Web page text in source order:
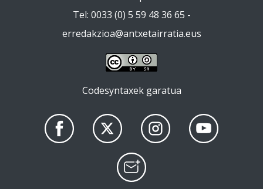
Tel: 0033 (0) 5 59 48 36 65 -
erredakzioa@antxetairratia.eus
Codesyntaxek garatua